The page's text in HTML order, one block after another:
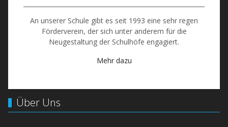
An unserer Schule gibt es seit 1993 eine sehr regen
Förderverein, der sich unter anderem für die
Neugestaltung der Schulhöfe engagiert.
Mehr dazu
Über Uns